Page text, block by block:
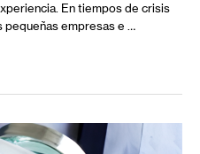
En tiempos de crisis
pequeñas empresas e …